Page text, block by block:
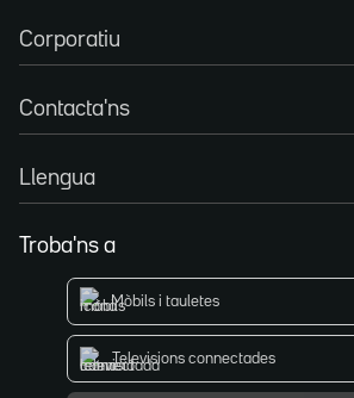
Corporatiu
Contacta'ns
Llengua
Troba'ns a
Mòbils i tauletes
Televisions connectades